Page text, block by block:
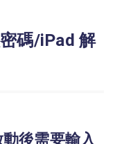
碼/iPad 解
後需要輸入